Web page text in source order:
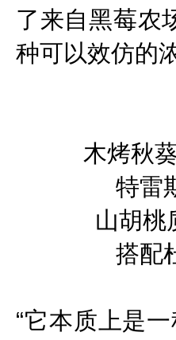
了来自黑莓农
种可以效仿的
木烤秋
特雷
山胡桃
搭配
“它本质上是